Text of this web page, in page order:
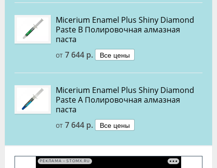
Micerium Enamel Plus Shiny Diamond
Paste B Полировочная алмазная
паста
от 7 644 р. Все цены
Micerium Enamel Plus Shiny Diamond
Paste A Полировочная алмазная
паста
от 7 644 р. Все цены
РЕКЛАМА • STOMX.RU